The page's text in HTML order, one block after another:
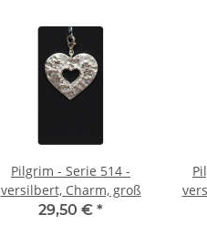
Pilgrim - Serie 514 -
versilbert, Charm, groß
29,50 € *